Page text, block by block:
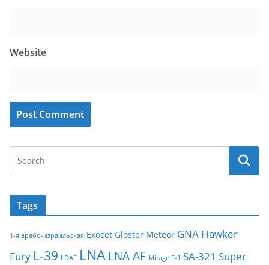
Website
Tags
1-я арабо-израильская Exocet Gloster Meteor GNA Hawker
Fury L-39 LDAF LNA LNA AF Mirage F-1 SA-321 Super